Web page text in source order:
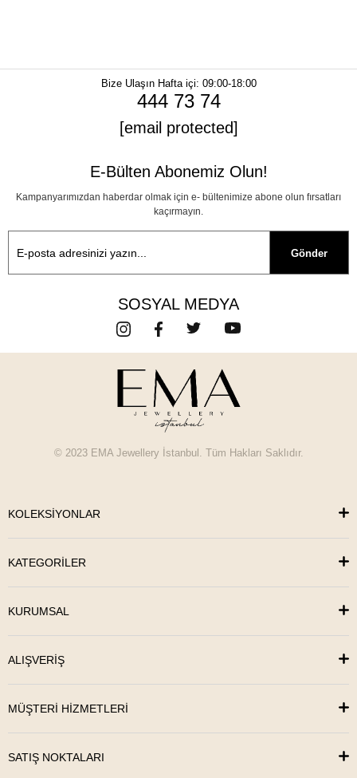
Bize Ulaşın
444 73 74
[email protected]
Hafta içi: 09:00-18:00
E-Bülten Abonemiz Olun!
Kampanyarımızdan haberdar olmak için e- bültenimize abone olun fırsatları
kaçırmayın.
Gönder
SOSYAL MEDYA
© 2023 EMA Jewellery İstanbul. Tüm Hakları Saklıdır.
KOLEKSİYONLAR
KATEGORİLER
KURUMSAL
ALIŞVERİŞ
MÜŞTERİ HİZMETLERİ
SATIŞ NOKTALARI